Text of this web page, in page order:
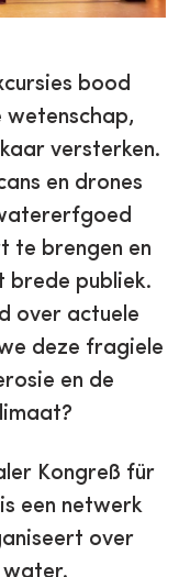
bood
wetenschap,
versterken.
en drones
te brengen en
brede publiek.
over actuele
deze fragiele
en de
Kongreß für
een netwerk
over
water.